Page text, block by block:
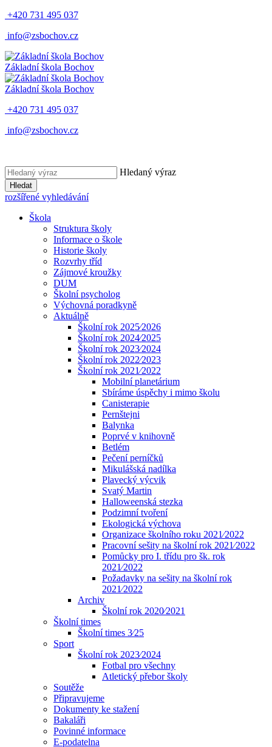
+420 731 495 037
info@zsbochov.cz
Základní škola Bochov
Základní škola Bochov
+420 731 495 037
info@zsbochov.cz
Hledaný výraz
Hledat
rozšířené vyhledávání
Škola
Struktura školy
Informace o škole
Historie školy
Rozvrhy tříd
Zájmové kroužky
DUM
Školní psycholog
Výchovná poradkyně
Aktuálně
Školní rok 2025⁄2026
Školní rok 2024⁄2025
Školní rok 2023⁄2024
Školní rok 2022⁄2023
Školní rok 2021⁄2022
Mobilní planetárium
Sbíráme úspěchy i mimo školu
Canisterapie
Pernštejni
Balynka
Poprvé v knihovně
Betlém
Pečení perníčků
Mikulášská nadílka
Plavecký výcvik
Svatý Martin
Halloweenská stezka
Podzimní tvoření
Ekologická výchova
Organizace školního roku 2021⁄2022
Pracovní sešity na školní rok 2021⁄2022
Pomůcky pro I. třídu pro šk. rok
2021⁄2022
Požadavky na sešity na školní rok
2021⁄2022
Archiv
Školní rok 2020⁄2021
Školní times
Školní times 3⁄25
Sport
Školní rok 2023⁄2024
Fotbal pro všechny
Atletický přebor školy
Soutěže
Připravujeme
Dokumenty ke stažení
Bakaláři
Povinné informace
E-podatelna